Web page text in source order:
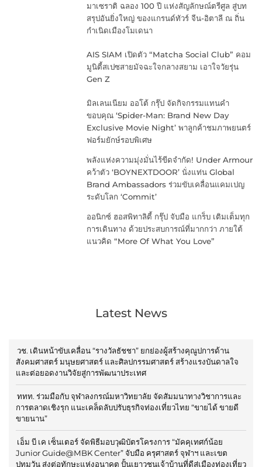
มาเซราติ ฉลอง 100 ปี แห่งสัญลักษณ์ตรีศูล สู่บท
สรุปอันยิ่งใหญ่ ของแกรนด์ทัวร์ จีน-อิตาลี ณ ถิ่น
กำเนิดเมืองโมเดนา
AIS SIAM เปิดตัว “Matcha Social Club” คอม
มูนิตี้สเปซสายมัจฉะใจกลางสยาม เอาใจวัยรุ่น
Gen Z
มิลเลนเนียม ออโต้ กรุ๊ป จัดกิจกรรมแทนคำ
ขอบคุณ ‘Spider-Man: Brand New Day
Exclusive Movie Night’ พาลูกค้าชมภาพยนตร์
ฟอร์มยักษ์รอบพิเศษ
พลังแห่งความมุ่งมั่นไร้ขีดจำกัด! Under Armour
คว้าตัว ‘BOYNEXTDOOR’ นั่งแท่น Global
Brand Ambassadors ร่วมขับเคลื่อนแคมเปญ
ระดับโลก ‘Commit’
ออนิกซ์ ฮอสพิทาลิตี้ กรุ๊ป จับมือ แกร็บ เติมเต็มทุก
การเดินทาง ด้วยประสบการณ์ที่มากกว่า ภายใต้
แนวคิด “More Of What You Love”
Latest News
วช. เดินหน้าขับเคลื่อน “รางวัลธัชชา” ยกย่องผู้สร้างคุณูปการด้าน
สังคมศาสตร์ มนุษยศาสตร์ และศิลปกรรมศาสตร์ สร้างแรงบันดาลใจ
และต่อยอดงานวิจัยสู่การพัฒนาประเทศ
ททท. ร่วมมือกับ จุฬาลงกรณ์มหาวิทยาลัย จัดสัมมนาทางวิชาการและ
การตลาดเชิงรุก แนะเคล็ดลับปรับธุรกิจท่องเที่ยวไทย “ขายได้ ขายดี
ขายนาน”
เอ็ม บี เค เซ็นเตอร์ จัดพิธีมอบวุฒิบัตรโครงการ “มัคคุเทศก์น้อย
Junior Guide@MBK Center” จับมือ ครุศาสตร์ จุฬาฯ และเขต
ปทุมวัน ส่งต่อทักษะแห่งอนาคต ปั้นเยาวชนเจ้าบ้านที่ดีสู่เมืองท่องเที่ยว